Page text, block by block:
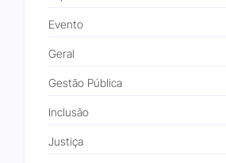
Evento
Geral
Gestão Pública
Inclusão
Justiça